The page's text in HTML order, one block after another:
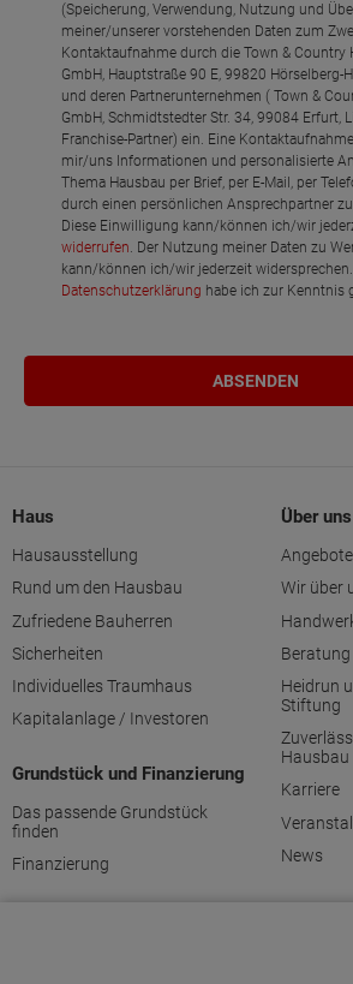
(Speicherung, Verwendung, Nutzung und
meiner/unserer vorstehenden Daten zum
Kontaktaufnahme durch die Town & Country
GmbH, Hauptstraße 90 E, 99820 Hörselberg-
und deren Partnerunternehmen ( Town &
GmbH, Schmidtstedter Str. 34, 99084 Erfurt,
Franchise-Partner) ein. Eine
mir/uns Informationen und personalisierte
Thema Hausbau per Brief, per E-Mail, per
durch einen persönlichen Ansprechpartner
Diese Einwilligung kann/können ich/wir
widerrufen. Der Nutzung meiner Daten zu
kann/können ich/wir jederzeit
Datenschutzerklärung habe ich zur Kenntnis
Haus
Hausausstellung
Rund um den Hausbau
Zufriedene Bauherren
Sicherheiten
Individuelles Traumhaus
Kapitalanlage / Investoren
Grundstück und Finanzierung
Das passende Grundstück
finden
Finanzierung
Über uns
Angebote
Wir über
Beratung
Heidrun
Stiftung
Hausbau
Karriere
News